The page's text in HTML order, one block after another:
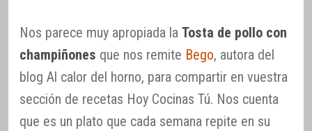
Nos parece muy apropiada la Tosta de pollo con
champiñones que nos remite Bego, autora del
blog Al calor del horno, para compartir en vuestra
sección de recetas Hoy Cocinas Tú. Nos cuenta
que es un plato que cada semana repite en su